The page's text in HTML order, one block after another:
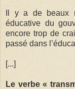
Il y a de beaux
éducative du
encore trop de
passé dans
[...]
Le verbe «